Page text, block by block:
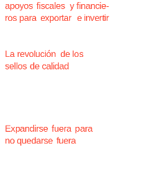
apoyos fiscales y financie-
ros para exportar e invertir
La revolución de los
sellos de calidad
Expandirse fuera para
no quedarse fuera